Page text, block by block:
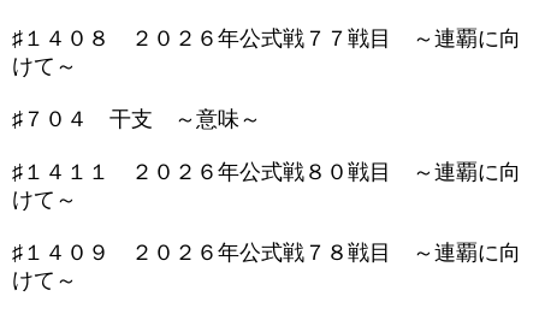
♯１４０８ ２０２６年公式戦７７戦目 ～連覇に向
けて～
♯７０４ 干支 ～意味～
♯１４１１ ２０２６年公式戦８０戦目 ～連覇に向
けて～
♯１４０９ ２０２６年公式戦７８戦目 ～連覇に向
けて～